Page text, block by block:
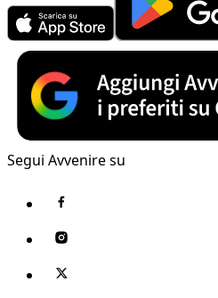
Segui Avvenire su